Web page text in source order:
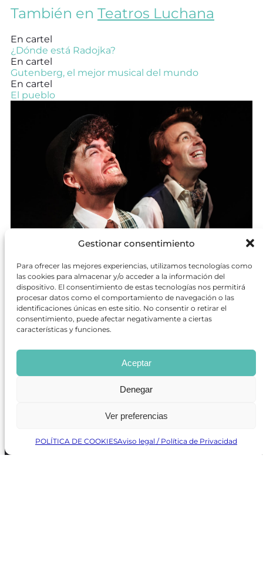
Gestionar consentimiento
Para ofrecer las mejores experiencias, utilizamos tecnologías como
las cookies para almacenar y/o acceder a la información del
dispositivo. El consentimiento de estas tecnologías nos permitirá
procesar datos como el comportamiento de navegación o las
identificaciones únicas en este sitio. No consentir o retirar el
consentimiento, puede afectar negativamente a ciertas
características y funciones.
Aceptar
Denegar
Ver preferencias
POLÍTICA DE COOKIESAviso legal / Política de Privacidad
También en Teatros Luchana
En cartel
¿Dónde está Radojka?
En cartel
Gutenberg, el mejor musical del mundo
En cartel
El pueblo
En cartel
Juana La Loca
En cartel
¿A qué sabe la luna?
SUSCRÍBETE
×
Política de Protección de Datos